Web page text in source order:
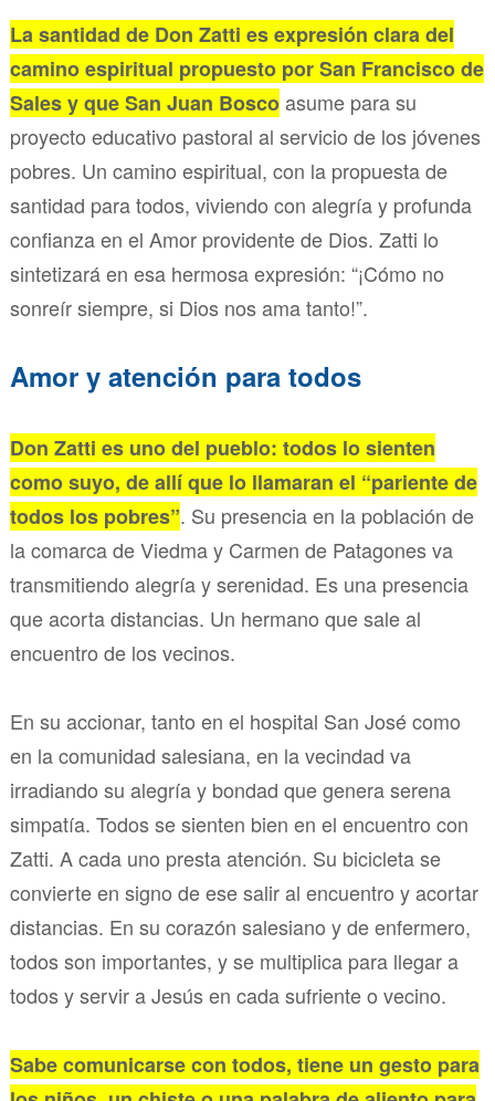
La santidad de Don Zatti es expresión clara del
camino espiritual propuesto por San Francisco de
Sales y que San Juan Boscoasume para su
proyecto educativo pastoral al servicio de los jóvenes
pobres. Un camino espiritual, con la propuesta de
santidad para todos, viviendo con alegría y profunda
confianza en el Amor providente de Dios. Zatti lo
sintetizará en esa hermosa expresión: “¡Cómo no
sonreír siempre, si Dios nos ama tanto!”.
Amor y atención para todos
Don Zatti es uno del pueblo: todos lo sienten
como suyo, de allí que lo llamaran el “pariente de
todos los pobres”. Su presencia en la población de
la comarca de Viedma y Carmen de Patagones va
transmitiendo alegría y serenidad. Es una presencia
que acorta distancias. Un hermano que sale al
encuentro de los vecinos.
En su accionar, tanto en el hospital San José como
en la comunidad salesiana, en la vecindad va
irradiando su alegría y bondad que genera serena
simpatía. Todos se sienten bien en el encuentro con
Zatti. A cada uno presta atención. Su bicicleta se
convierte en signo de ese salir al encuentro y acortar
distancias. En su corazón salesiano y de enfermero,
todos son importantes, y se multiplica para llegar a
todos y servir a Jesús en cada sufriente o vecino.
Sabe comunicarse con todos, tiene un gesto para